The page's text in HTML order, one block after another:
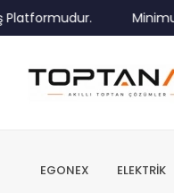
Minimum
EGONEX ELEKTRİK